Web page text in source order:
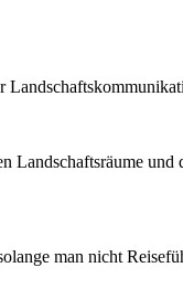
Landschaftsräume
man nicht